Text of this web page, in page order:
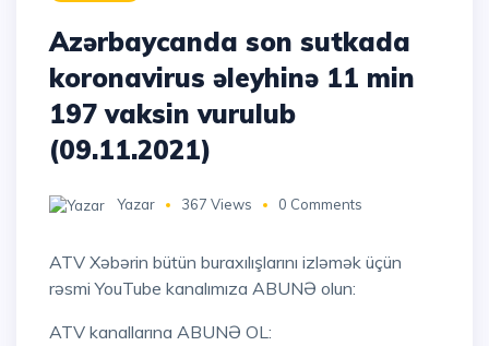
Azərbaycanda son sutkada
koronavirus əleyhinə 11 min
197 vaksin vurulub
(09.11.2021)
Yazar 367 Views 0 Comments
ATV Xəbərin bütün buraxılışlarını izləmək üçün
rəsmi YouTube kanalımıza ABUNƏ olun:
ATV kanallarına ABUNƏ OL: